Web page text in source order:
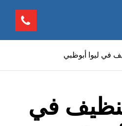
في ليوا أبوظبي
في